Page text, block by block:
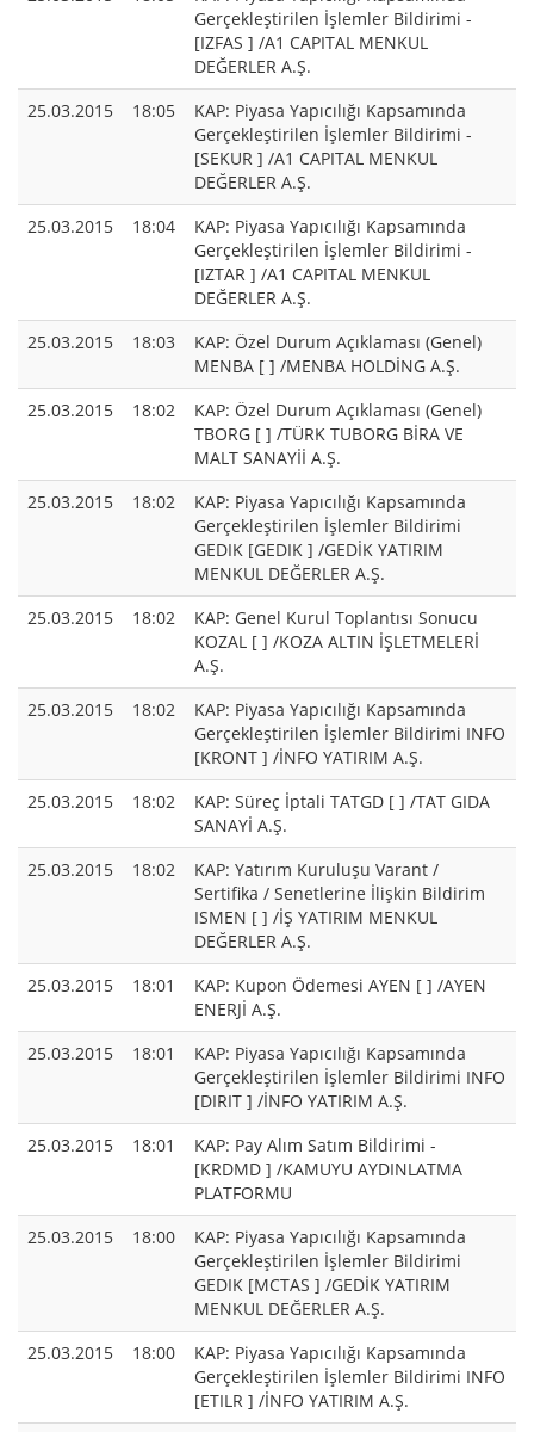
Gerçekleştirilen İşlemler Bildirimi -
[IZFAS ] /A1 CAPITAL MENKUL
DEĞERLER A.Ş.
25.03.2015
18:05
KAP: Piyasa Yapıcılığı Kapsamında
Gerçekleştirilen İşlemler Bildirimi -
[SEKUR ] /A1 CAPITAL MENKUL
DEĞERLER A.Ş.
25.03.2015
18:04
KAP: Piyasa Yapıcılığı Kapsamında
Gerçekleştirilen İşlemler Bildirimi -
[IZTAR ] /A1 CAPITAL MENKUL
DEĞERLER A.Ş.
25.03.2015
18:03
KAP: Özel Durum Açıklaması (Genel)
MENBA [ ] /MENBA HOLDİNG A.Ş.
25.03.2015
18:02
KAP: Özel Durum Açıklaması (Genel)
TBORG [ ] /TÜRK TUBORG BİRA VE
MALT SANAYİİ A.Ş.
25.03.2015
18:02
KAP: Piyasa Yapıcılığı Kapsamında
Gerçekleştirilen İşlemler Bildirimi
GEDIK [GEDIK ] /GEDİK YATIRIM
MENKUL DEĞERLER A.Ş.
25.03.2015
18:02
KAP: Genel Kurul Toplantısı Sonucu
KOZAL [ ] /KOZA ALTIN İŞLETMELERİ
A.Ş.
25.03.2015
18:02
KAP: Piyasa Yapıcılığı Kapsamında
Gerçekleştirilen İşlemler Bildirimi INFO
[KRONT ] /İNFO YATIRIM A.Ş.
25.03.2015
18:02
KAP: Süreç İptali TATGD [ ] /TAT GIDA
SANAYİ A.Ş.
25.03.2015
18:02
KAP: Yatırım Kuruluşu Varant /
Sertifika / Senetlerine İlişkin Bildirim
ISMEN [ ] /İŞ YATIRIM MENKUL
DEĞERLER A.Ş.
25.03.2015
18:01
KAP: Kupon Ödemesi AYEN [ ] /AYEN
ENERJİ A.Ş.
25.03.2015
18:01
KAP: Piyasa Yapıcılığı Kapsamında
Gerçekleştirilen İşlemler Bildirimi INFO
[DIRIT ] /İNFO YATIRIM A.Ş.
25.03.2015
18:01
KAP: Pay Alım Satım Bildirimi -
[KRDMD ] /KAMUYU AYDINLATMA
PLATFORMU
25.03.2015
18:00
KAP: Piyasa Yapıcılığı Kapsamında
Gerçekleştirilen İşlemler Bildirimi
GEDIK [MCTAS ] /GEDİK YATIRIM
MENKUL DEĞERLER A.Ş.
25.03.2015
18:00
KAP: Piyasa Yapıcılığı Kapsamında
Gerçekleştirilen İşlemler Bildirimi INFO
[ETILR ] /İNFO YATIRIM A.Ş.